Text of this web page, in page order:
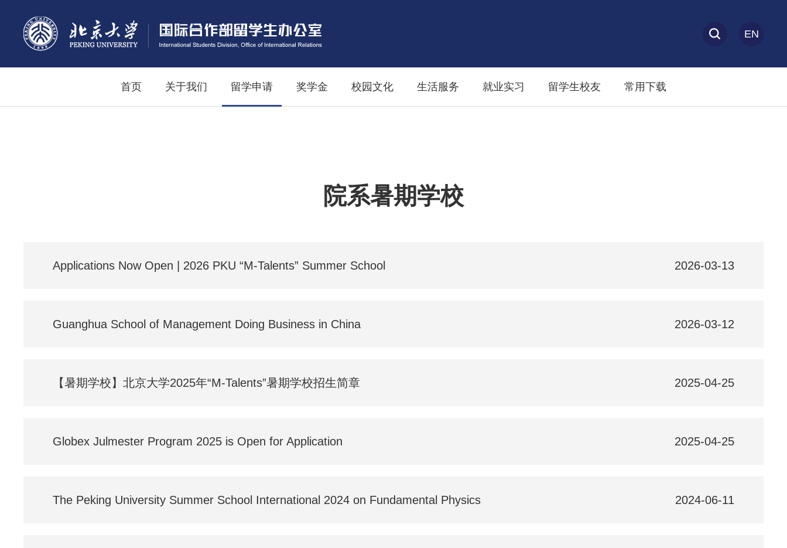
EN
首页 关于我们 留学申请 奖学金 校园文化 生活服务 就业实习 留学生校友 常用下载
院系暑期学校
Applications Now Open | 2026 PKU “M-Talents” Summer School 2026-03-13
Guanghua School of Management Doing Business in China 2026-03-12
【暑期学校】北京大学2025年“M-Talents”暑期学校招生简章 2025-04-25
Globex Julmester Program 2025 is Open for Application 2025-04-25
The Peking University Summer School International 2024 on Fundamental Physics 2024-06-11